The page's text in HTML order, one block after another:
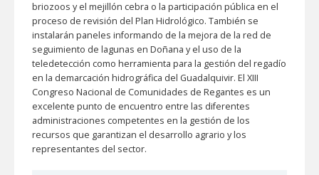
briozoos y el mejillón cebra o la participación pública en el
proceso de revisión del Plan Hidrológico. También se
instalarán paneles informando de la mejora de la red de
seguimiento de lagunas en Doñana y el uso de la
teledetección como herramienta para la gestión del regadío
en la demarcación hidrográfica del Guadalquivir. El XIII
Congreso Nacional de Comunidades de Regantes es un
excelente punto de encuentro entre las diferentes
administraciones competentes en la gestión de los
recursos que garantizan el desarrollo agrario y los
representantes del sector.